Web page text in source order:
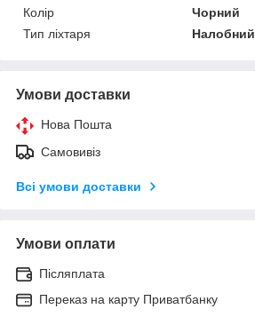
Колір
Чорний
Тип ліхтаря
Налобний
Умови доставки
Нова Пошта
Самовивіз
Всі умови доставки
Умови оплати
Післяплата
Переказ на карту Приватбанку